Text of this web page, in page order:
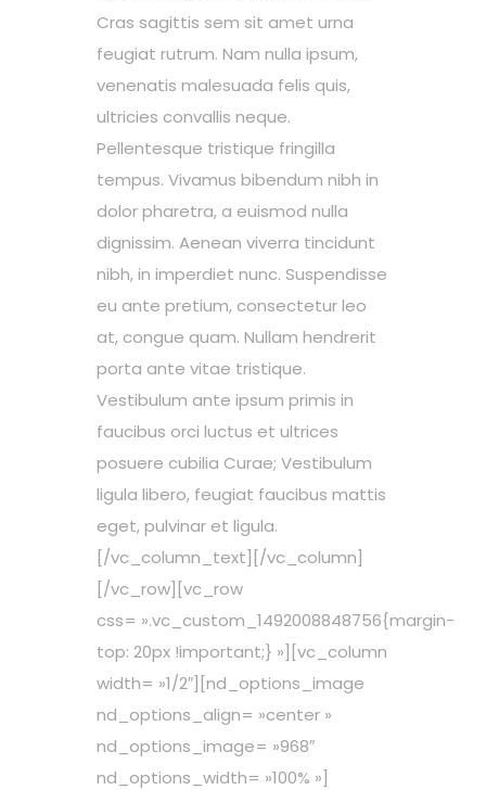
Cras sagittis sem sit amet urna
feugiat rutrum. Nam nulla ipsum,
venenatis malesuada felis quis,
ultricies convallis neque.
Pellentesque tristique fringilla
tempus. Vivamus bibendum nibh in
dolor pharetra, a euismod nulla
dignissim. Aenean viverra tincidunt
nibh, in imperdiet nunc. Suspendisse
eu ante pretium, consectetur leo
at, congue quam. Nullam hendrerit
porta ante vitae tristique.
Vestibulum ante ipsum primis in
faucibus orci luctus et ultrices
posuere cubilia Curae; Vestibulum
ligula libero, feugiat faucibus mattis
eget, pulvinar et ligula.
[/vc_column_text][/vc_column]
[/vc_row][vc_row
css= ».vc_custom_1492008848756{margin-
top: 20px !important;} »][vc_column
width= »1/2″][nd_options_image
nd_options_align= »center »
nd_options_image= »968″
nd_options_width= »100% »]